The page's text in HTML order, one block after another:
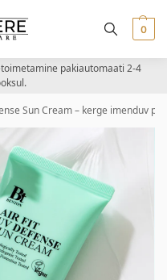
0
pakiautomaati 2-4
Sun Cream – kerge imenduv